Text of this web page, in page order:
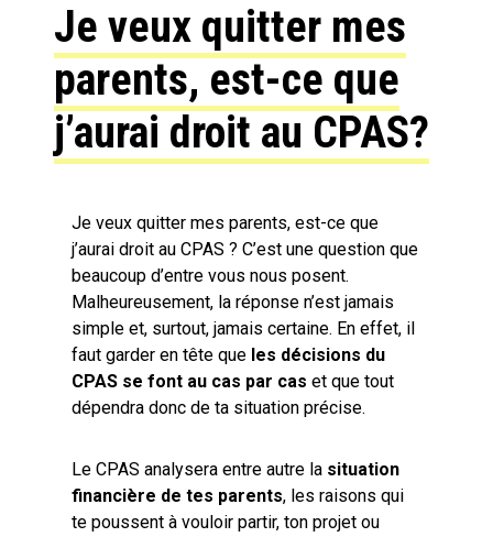
Je veux quitter mes
parents, est-ce que
j’aurai droit au CPAS?
Je veux quitter mes parents, est-ce que
j’aurai droit au CPAS ? C’est une question que
beaucoup d’entre vous nous posent.
Malheureusement, la réponse n’est jamais
simple et, surtout, jamais certaine. En effet, il
faut garder en tête que les décisions du
CPAS se font au cas par cas et que tout
dépendra donc de ta situation précise.
Le CPAS analysera entre autre la situation
financière de tes parents, les raisons qui
te poussent à vouloir partir, ton projet ou